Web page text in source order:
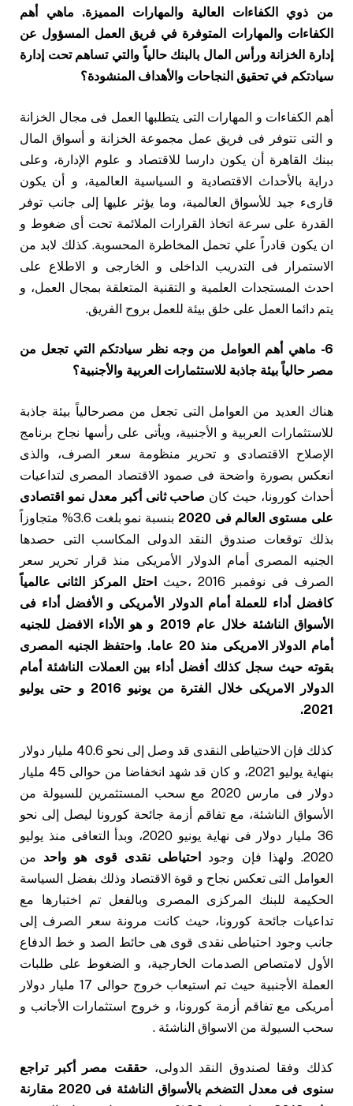
من ذوي الكفاءات العالية والمهارات المميزة. ماهي أهم
الكفاءات والمهارات المتوفرة في فريق العمل المسؤول عن
إدارة الخزانة ورأس المال بالبنك حالياً والتي تساهم تحت إدارة
سيادتكم في تحقيق النجاحات والأهداف المنشودة؟
أهم الكفاءات و المهارات التى يتطلبها العمل فى مجال الخزانة
و التى تتوفر فى فريق عمل مجموعة الخزانة و أسواق المال
ببنك القاهرة أن يكون دارسا للاقتصاد و علوم الإدارة، وعلى
دراية بالأحداث الاقتصادية و السياسية العالمية، و أن يكون
قارىء جيد للأسواق العالمية، وما يؤثر عليها إلى جانب توفر
القدرة على سرعة اتخاذ القرارات الملائمة تحت أى ضغوط و
ان يكون قادراً علي تحمل المخاطرة المحسوبة. كذلك لابد من
الاستمرار فى التدريب الداخلى و الخارجى و الاطلاع على
احدث المستجدات العلمية و التقنية المتعلقة بمجال العمل، و
يتم دائما العمل على خلق بيئة للعمل بروح الفريق.
6- ماهي أهم العوامل من وجه نظر سيادتكم التي تجعل من
مصر حالياً بيئة جاذبة للاستثمارات العربية والأجنبية؟
هناك العديد من العوامل التى تجعل من مصرحالياً بيئة جاذبة
للاستثمارات العربية و الأجنبية، ويأتى على رأسها نجاح برنامج
الإصلاح الاقتصادى و تحرير منظومة سعر الصرف، والذى
انعكس بصورة واضحة فى صمود الاقتصاد المصرى لتداعيات
أحداث كورونا، حيث كان صاحب ثانى أكبر معدل نمو اقتصادى
على مستوى العالم فى 2020
بنسبة نمو بلغت 3.6% متجاوزاً
بذلك توقعات صندوق النقد الدولى المكاسب التى حصدها
الجنيه المصرى أمام الدولار الأمريكى منذ قرار تحرير سعر
الصرف فى نوفمبر 2016 ،حيث
احتل المركز الثانى عالمياً
كافضل أداء للعملة أمام الدولار الأمريكى و الأفضل أداء فى
الأسواق الناشئة خلال عام 2019 و هو الأداء الافضل للجنيه
أمام الدولار الامريكى منذ 20 عاما.
واحتفظ الجنيه المصرى
بقوته حيث سجل كذلك أفضل أداء بين العملات الناشئة أمام
الدولار الامريكى خلال الفترة من يونيو 2016 و حتى يوليو
2021.
كذلك فإن الاحتياطى النقدى قد وصل إلى نحو 40.6 مليار دولار
بنهاية يوليو 2021، و كان قد شهد انخفاضا من حوالى 45 مليار
دولار فى مارس 2020 مع سحب المستثمرين للسيولة من
الأسواق الناشئة، مع تفاقم أزمة جائحة كورونا ليصل إلى نحو
36 مليار دولار فى نهاية يونيو 2020، وبدأ التعافى منذ يوليو
2020. ولهذا فإن وجود
احتياطى نقدى قوى هو واحد من
العوامل التى تعكس نجاح و قوة الاقتصاد وذلك بفضل السياسة
الحكيمة للبنك المركزى المصرى وبالفعل تم اختبارها مع
تداعيات جائحة كورونا، حيث كانت مرونة سعر الصرف إلى
جانب وجود احتياطى نقدى قوى هى حائط الصد و خط الدفاع
الأول لامتصاص الصدمات الخارجية، و الضغوط على طلبات
العملة الأجنبية حيث تم استيعاب خروج حوالى 17 مليار دولار
أمريكى مع تفاقم أزمة كورونا، و خروج استثمارات الأجانب و
سحب السيولة من الاسواق الناشئة .
كذلك وفقا لصندوق النقد الدولى،حققت مصر أكبر تراجع
سنوى فى معدل التضخم بالأسواق الناشئة فى 2020 مقارنة